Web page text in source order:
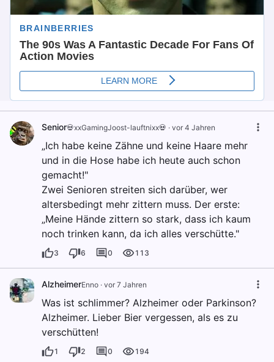
Senior💀xxGamingJoost-lauftnixx💀 · vor 4 Jahren
„Ich habe keine Zähne und keine Haare mehr
und in die Hose habe ich heute auch schon
gemacht!"
Zwei Senioren streiten sich darüber, wer
altersbedingt mehr zittern muss. Der erste:
„Meine Hände zittern so stark, dass ich kaum
noch trinken kann, da ich alles verschütte."
3 6 0 113
AlzheimerEnno · vor 7 Jahren
Was ist schlimmer? Alzheimer oder Parkinson?
Alzheimer. Lieber Bier vergessen, als es zu
verschütten!
1 2 0 194